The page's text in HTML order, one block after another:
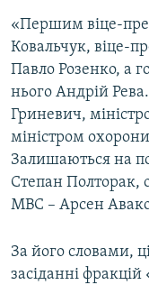
«Першим віце-
Ковальчук, віце-
Павло Розенко, а
нього Андрій
Гриневич,
міністром
Залишаються на
Степан Полторак,
МВС – Арсен
За його словами,
засіданні